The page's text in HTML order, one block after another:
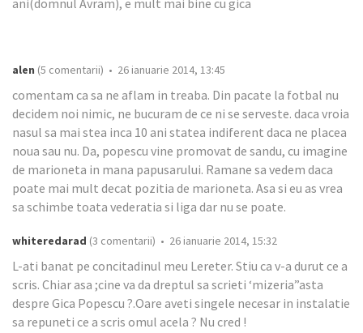
ani(domnul Avram), e mult mai bine cu gica
alen (5 comentarii) • 26 ianuarie 2014, 13:45
comentam ca sa ne aflam in treaba. Din pacate la fotbal nu
decidem noi nimic, ne bucuram de ce ni se serveste. daca vroia
nasul sa mai stea inca 10 ani statea indiferent daca ne placea
noua sau nu. Da, popescu vine promovat de sandu, cu imagine
de marioneta in mana papusarului. Ramane sa vedem daca
poate mai mult decat pozitia de marioneta. Asa si eu as vrea
sa schimbe toata vederatia si liga dar nu se poate.
whiteredarad (3 comentarii) • 26 ianuarie 2014, 15:32
L-ati banat pe concitadinul meu Lereter. Stiu ca v-a durut ce a
scris. Chiar asa ;cine va da dreptul sa scrieti ‘mizeria”asta
despre Gica Popescu ?.Oare aveti singele necesar in instalatie
sa repuneti ce a scris omul acela ? Nu cred !